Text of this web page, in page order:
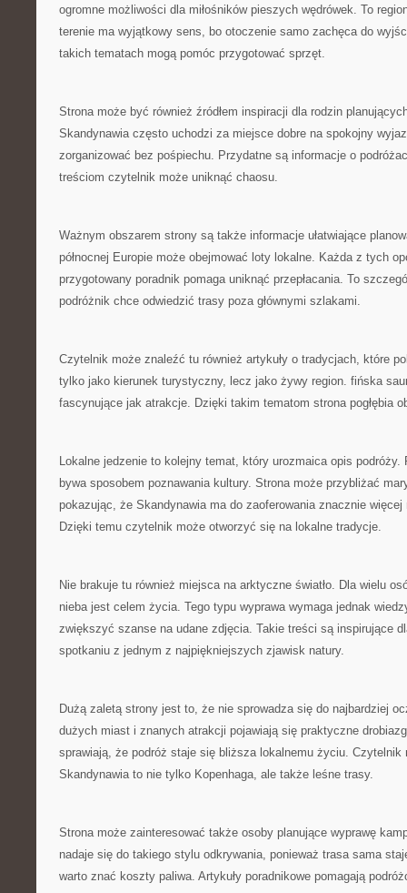
ogromne możliwości dla miłośników pieszych wędrówek. To
terenie ma wyjątkowy sens, bo otoczenie samo zachęca do
takich tematach mogą pomóc przygotować sprzęt.
Strona może być również źródłem inspiracji dla rodzin
Skandynawia często uchodzi za miejsce dobre na spokojny
zorganizować bez pośpiechu. Przydatne są informacje o
treściom czytelnik może uniknąć chaosu.
Ważnym obszarem strony są także informacje ułatwiające
północnej Europie może obejmować loty lokalne. Każda z tych
przygotowany poradnik pomaga uniknąć przepłacania. To
podróżnik chce odwiedzić trasy poza głównymi szlakami.
Czytelnik może znaleźć tu również artykuły o tradycjach, które
tylko jako kierunek turystyczny, lecz jako żywy region. fińska
fascynujące jak atrakcje. Dzięki takim tematom strona pogłębia
Lokalne jedzenie to kolejny temat, który urozmaica opis podróży.
bywa sposobem poznawania kultury. Strona może przybliżać
pokazując, że Skandynawia ma do zaoferowania znacznie
Dzięki temu czytelnik może otworzyć się na lokalne tradycje.
Nie brakuje tu również miejsca na arktyczne światło. Dla wielu
nieba jest celem życia. Tego typu wyprawa wymaga jednak
zwiększyć szanse na udane zdjęcia. Takie treści są inspirujące
spotkaniu z jednym z najpiękniejszych zjawisk natury.
Dużą zaletą strony jest to, że nie sprowadza się do najbardziej
dużych miast i znanych atrakcji pojawiają się praktyczne
sprawiają, że podróż staje się bliższa lokalnemu życiu. Czytelnik
Skandynawia to nie tylko Kopenhaga, ale także leśne trasy.
Strona może zainteresować także osoby planujące wyprawę
nadaje się do takiego stylu odkrywania, ponieważ trasa sama
warto znać koszty paliwa. Artykuły poradnikowe pomagają